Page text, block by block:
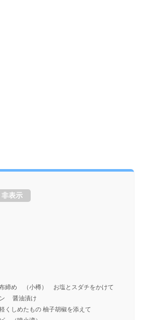
非表示
締め （小樽） お塩とスダチをかけて
ン 醤油漬け
めたもの 柚子胡椒を添えて